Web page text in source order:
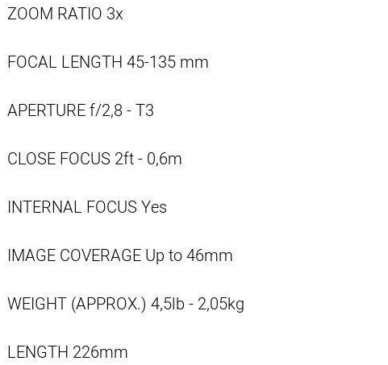
ZOOM RATIO 3x
FOCAL LENGTH 45-135 mm
APERTUREf/2,8 - T3
CLOSE FOCUS 2ft - 0,6m
INTERNAL FOCUS Yes
IMAGE COVERAGE Up to 46mm
WEIGHT (APPROX.) 4,5lb - 2,05kg
LENGTH 226mm